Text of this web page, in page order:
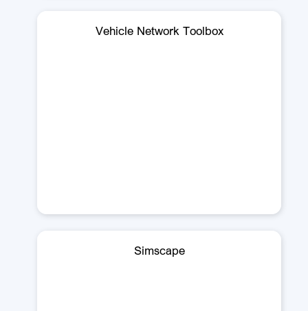
Vehicle Network Toolbox
Simscape